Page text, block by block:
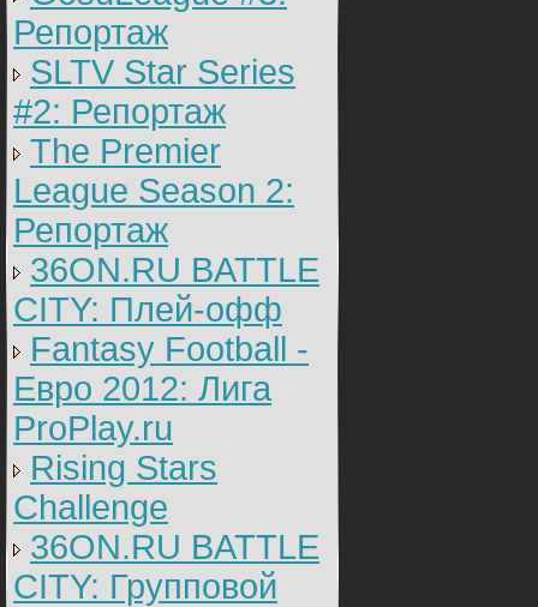
Репортаж
SLTV Star Series
#2: Репортаж
The Premier
League Season 2:
Репортаж
36ON.RU BATTLE
CITY: Плей-офф
Fantasy Football -
Евро 2012: Лига
ProPlay.ru
Rising Stars
Challenge
36ON.RU BATTLE
CITY: Групповой